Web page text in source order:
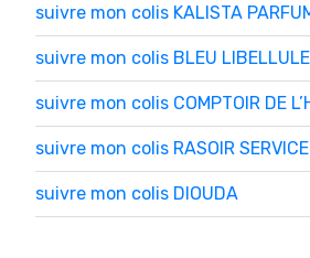
suivre mon colis KALISTA
suivre mon colis BLEU LIBELLULE
suivre mon colis COMPTOIR DE
suivre mon colis RASOIR SERVICE
suivre mon colis DIOUDA